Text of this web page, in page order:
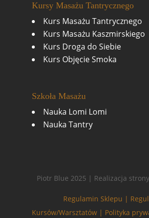
Kursy Masażu Tantrycznego
Kurs Masażu Tantrycznego
Kurs Masażu Kaszmirskiego
Kurs Droga do Siebie
Kurs Objęcie Smoka
Szkoła Masażu
Nauka Lomi Lomi
Nauka Tantry
Piotr Blue 2025 | Realizacja
Regulamin Sklepu |
Kursów/Warsztatów | Polityka